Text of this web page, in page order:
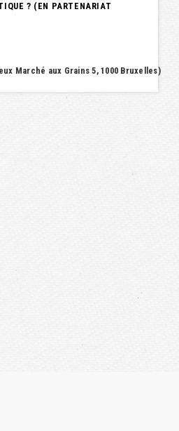
? (EN PARTENARIAT
Marché aux Grains 5, 1000 Bruxelles)